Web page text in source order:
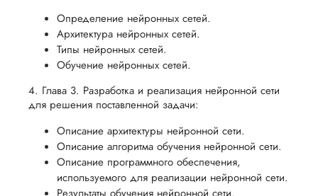
Определение нейронных сетей.
Архитектура нейронных сетей.
Типы нейронных сетей.
Обучение нейронных сетей.
4. Глава 3. Разработка и реализация нейронной сети
для решения поставленной задачи:
Описание архитектуры нейронной сети.
Описание алгоритма обучения нейронной сети.
Описание программного обеспечения,
используемого для реализации нейронной сети.